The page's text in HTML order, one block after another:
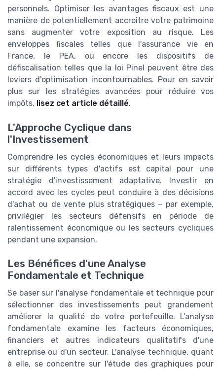
personnels. Optimiser les avantages fiscaux est une
manière de potentiellement accroître votre patrimoine
sans augmenter votre exposition au risque. Les
enveloppes fiscales telles que l'assurance vie en
France, le PEA, ou encore les dispositifs de
défiscalisation telles que la loi Pinel peuvent être des
leviers d'optimisation incontournables. Pour en savoir
plus sur les stratégies avancées pour réduire vos
impôts, lisez cet article détaillé.
L'Approche Cyclique dans
l'Investissement
Comprendre les cycles économiques et leurs impacts
sur différents types d'actifs est capital pour une
stratégie d'investissement adaptative. Investir en
accord avec les cycles peut conduire à des décisions
d'achat ou de vente plus stratégiques – par exemple,
privilégier les secteurs défensifs en période de
ralentissement économique ou les secteurs cycliques
pendant une expansion.
Les Bénéfices d'une Analyse
Fondamentale et Technique
Se baser sur l'analyse fondamentale et technique pour
sélectionner des investissements peut grandement
améliorer la qualité de votre portefeuille. L'analyse
fondamentale examine les facteurs économiques,
financiers et autres indicateurs qualitatifs d'une
entreprise ou d'un secteur. L'analyse technique, quant
à elle, se concentre sur l'étude des graphiques pour